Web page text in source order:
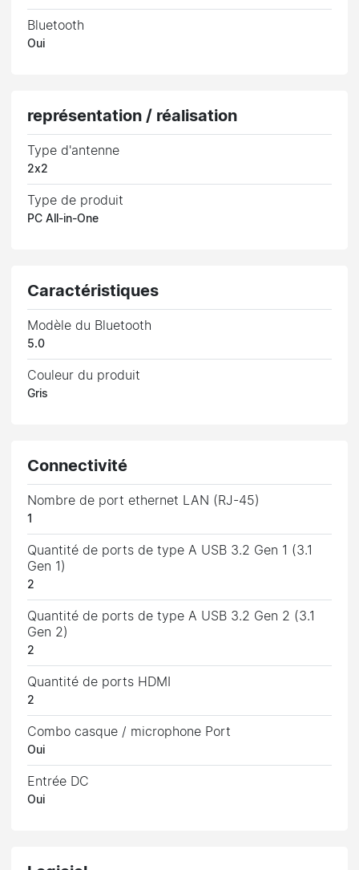
Bluetooth
Oui
représentation / réalisation
Type d'antenne
2x2
Type de produit
PC All-in-One
Caractéristiques
Modèle du Bluetooth
5.0
Couleur du produit
Gris
Connectivité
Nombre de port ethernet LAN (RJ-45)
1
Quantité de ports de type A USB 3.2 Gen 1 (3.1
Gen 1)
2
Quantité de ports de type A USB 3.2 Gen 2 (3.1
Gen 2)
2
Quantité de ports HDMI
2
Combo casque / microphone Port
Oui
Entrée DC
Oui